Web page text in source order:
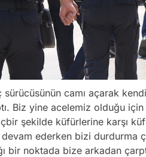
sürücüsünün camı açarak
Biz yine acelemiz olduğu için
şekilde küfürlerine karşı
ederken bizi durdurma
bir noktada bize arkadan